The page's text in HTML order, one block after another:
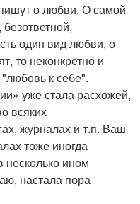
о любви. О самой
один вид любви, о
то неконкретно и
к себе".
уже стала расхожей,
всяких
журналах и т.п. Ваш
тоже иногда
несколько ином
настала пора